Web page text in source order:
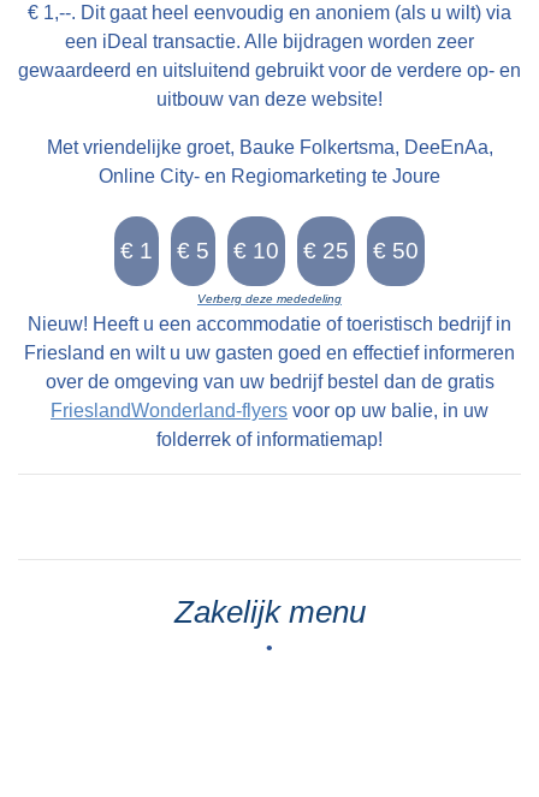
€ 1,--. Dit gaat heel eenvoudig en anoniem (als u wilt) via
een iDeal transactie. Alle bijdragen worden zeer
gewaardeerd en uitsluitend gebruikt voor de verdere op- en
uitbouw van deze website!
Met vriendelijke groet, Bauke Folkertsma, DeeEnAa,
Online City- en Regiomarketing te Joure
Verberg deze mededeling
Nieuw! Heeft u een accommodatie of toeristisch bedrijf in
Friesland en wilt u uw gasten goed en effectief informeren
over de omgeving van uw bedrijf bestel dan de gratis
FrieslandWonderland-flyers voor op uw balie, in uw
folderrek of informatiemap!
Zakelijk menu
•